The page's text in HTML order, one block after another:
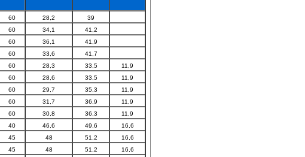
60 28,2
39
60 34,1
41,2
60 36,1
41,9
60 33,6
41,7
60 28,3 33,5
11,9
60 28,6 33,5
11,9
60 29,7 35,3
11,9
60 31,7 36,9
11,9
60 30,8 36,3
11,9
40 46,6 49,6
16,6
45 48 51,2
16,6
45 48 51,2
16,6